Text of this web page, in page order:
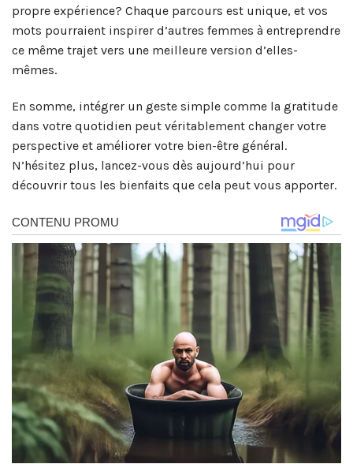
propre expérience? Chaque parcours est unique, et vos
mots pourraient inspirer d’autres femmes à entreprendre
ce même trajet vers une meilleure version d’elles-
mêmes.
En somme, intégrer un geste simple comme la gratitude
dans votre quotidien peut véritablement changer votre
perspective et améliorer votre bien-être général.
N’hésitez plus, lancez-vous dès aujourd’hui pour
découvrir tous les bienfaits que cela peut vous apporter.